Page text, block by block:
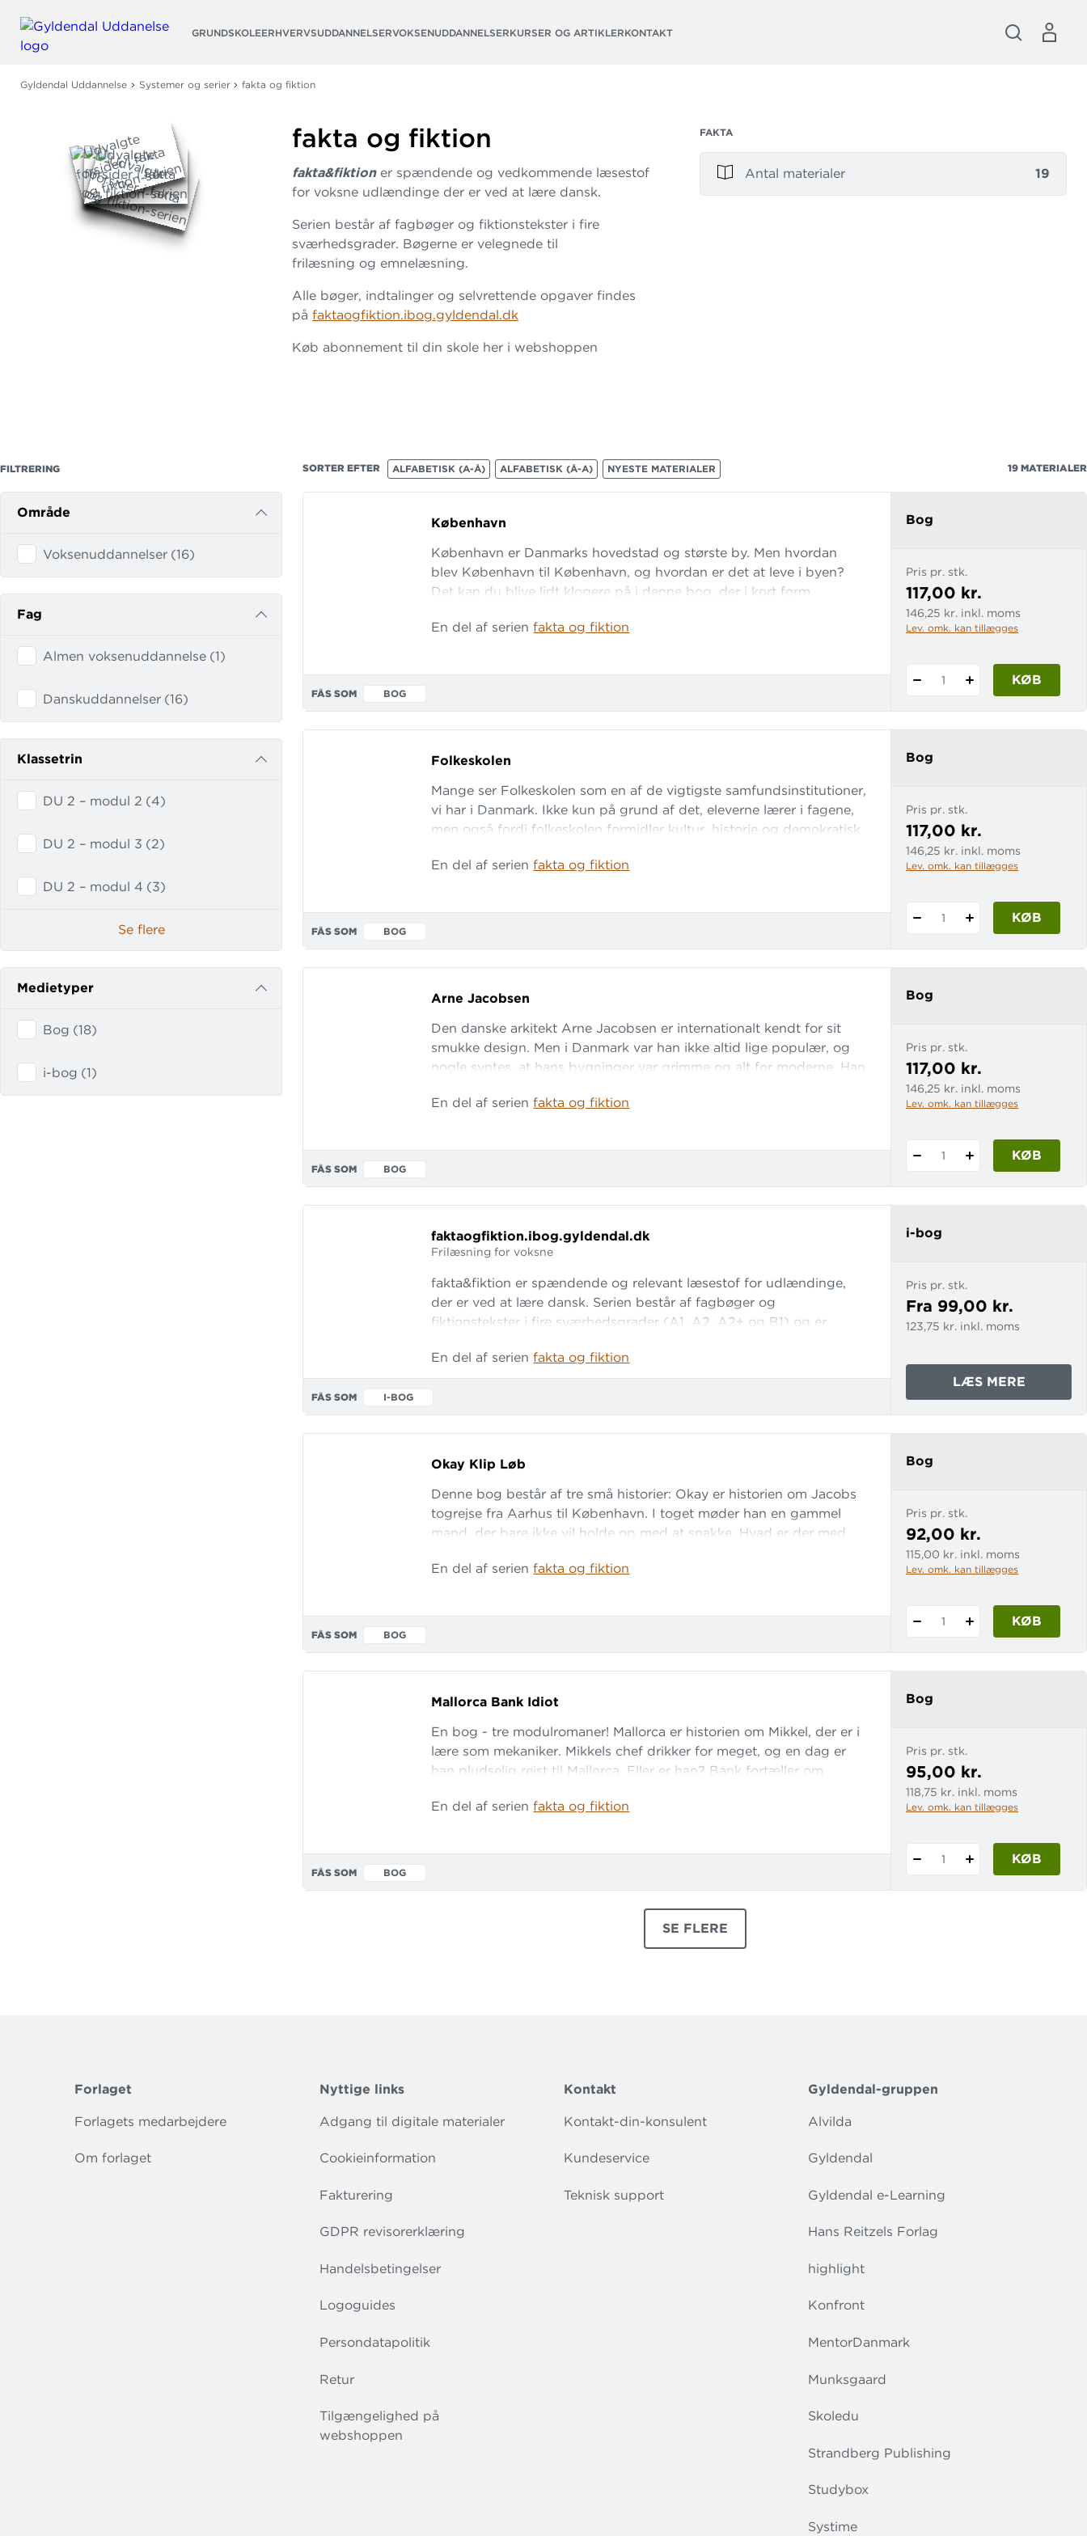
GRUNDSKOLEERHVERVSUDDANNELSERVOKSENUDDANNELSERKURSER OG ARTIKLERKONTAKT
Gyldendal Uddannelse Systemer og serier fakta og fiktion
fakta og fiktion
fakta&fiktion er spændende og vedkommende læsestof
for voksne udlændinge der er ved at lære dansk.
Serien består af fagbøger og fiktionstekster i fire
sværhedsgrader. Bøgerne er velegnede til
frilæsning og emnelæsning.
Alle bøger, indtalinger og selvrettende opgaver findes
på faktaogfiktion.ibog.gyldendal.dk
Køb abonnement til din skole her i webshoppen
FAKTA
Antal materialer 19
FILTRERING
Område
Voksenuddannelser (16)
Fag
Almen voksenuddannelse (1)
Danskuddannelser (16)
Klassetrin
DU 2 – modul 2 (4)
DU 2 – modul 3 (2)
DU 2 – modul 4 (3)
Se flere
Medietyper
Bog (18)
i-bog (1)
SORTER EFTER ALFABETISK (A-Å) ALFABETISK (Å-A) NYESTE MATERIALER 19 MATERIALER
København
København er Danmarks hovedstad og største by. Men hvordan
blev København til København, og hvordan er det at leve i byen?
Det kan du blive lidt klogere på i denne bog, der i kort form
katastrofer, industrialisering og udbygning, de forskellige kvarterer,
En del af serienfakta og fiktion
FÅS SOM BOG
Bog
Pris pr. stk.
117,00 kr.
146,25 kr. inkl. moms
Lev. omk. kan tillægges
1 KØB
Folkeskolen
Mange ser Folkeskolen som en af de vigtigste samfundsinstitutioner,
vi har i Danmark. Ikke kun på grund af det, eleverne lærer i fagene,
men også fordi folkeskolen formidler kultur, historie og demokratisk
undervisningstilbud, og cirka 80% af alle skolebørn, fra alle sociale
En del af serienfakta og fiktion
FÅS SOM BOG
Bog
Pris pr. stk.
117,00 kr.
146,25 kr. inkl. moms
Lev. omk. kan tillægges
1 KØB
Arne Jacobsen
Den danske arkitekt Arne Jacobsen er internationalt kendt for sit
smukke design. Men i Danmark var han ikke altid lige populær, og
nogle syntes, at hans bygninger var grimme og alt for moderne. Han
for sine elegante og eksklusive stole, der stadig produceres og
En del af serienfakta og fiktion
FÅS SOM BOG
Bog
Pris pr. stk.
117,00 kr.
146,25 kr. inkl. moms
Lev. omk. kan tillægges
1 KØB
faktaogfiktion.ibog.gyldendal.dk
Frilæsning for voksne
fakta&fiktion er spændende og relevant læsestof for udlændinge,
der er ved at lære dansk. Serien består af fagbøger og
fiktionstekster i fire sværhedsgrader (A1, A2, A2+ og B1) og er
På dette site er alle bøger, indtalinger og selvrettende glose- og
læseopgaver samlet på et sted. Perfekt
En del af serienfakta og fiktion
FÅS SOM I-BOG
i-bog
Pris pr. stk.
Fra 99,00 kr.
123,75 kr. inkl. moms
LÆS MEREOM
Okay Klip Løb
Denne bog består af tre små historier: Okay er historien om Jacobs
togrejse fra Aarhus til København. I toget møder han en gammel
mand, der bare ikke vil holde op med at snakke. Hvad er der med
klipper, og Osman må kun feje. Men da chefen er ude, kommer Ali
En del af serienfakta og fiktion
FÅS SOM BOG
Bog
Pris pr. stk.
92,00 kr.
115,00 kr. inkl. moms
Lev. omk. kan tillægges
1 KØB
Mallorca Bank Idiot
En bog - tre modulromaner! Mallorca er historien om Mikkel, der er i
lære som mekaniker. Mikkels chef drikker for meget, og en dag er
han pludselig rejst til Mallorca. Eller er han? Bank fortæller om
En del af serienfakta og fiktion
FÅS SOM BOG
Bog
Pris pr. stk.
95,00 kr.
118,75 kr. inkl. moms
Lev. omk. kan tillægges
1 KØB
SE FLERE
PRODUKTER
Forlaget
Forlagets medarbejdere
Om forlaget
Nyttige links
Adgang til digitale materialer
Cookieinformation
Fakturering
GDPR revisorerklæring
Handelsbetingelser
Logoguides
Persondatapolitik
Retur
Tilgængelighed på
webshoppen
Kontakt
Kontakt-din-konsulent
Kundeservice
Teknisk support
Gyldendal-gruppen
Alvilda
Gyldendal
Gyldendal e-Learning
Hans Reitzels Forlag
highlight
Konfront
MentorDanmark
Munksgaard
Skoledu
Strandberg Publishing
Studybox
Systime